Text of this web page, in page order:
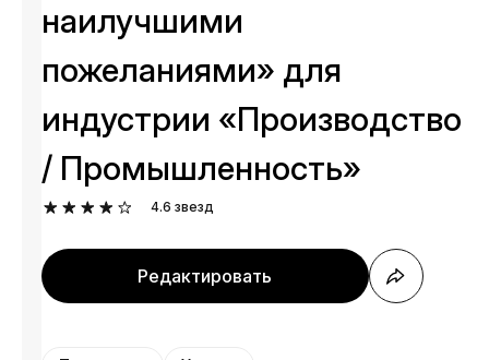
наилучшими
пожеланиями» для
индустрии «Производство
/ Промышленность»
4.6 звезд
Редактировать